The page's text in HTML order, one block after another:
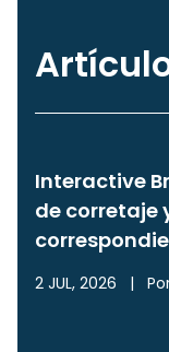
Interactive
de corretaje
2 JUL, 2026 |